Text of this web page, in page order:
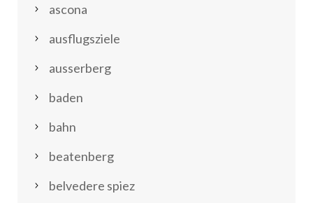
ascona
ausflugsziele
ausserberg
baden
bahn
beatenberg
belvedere spiez